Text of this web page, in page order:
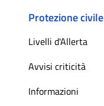
Protezione civile
Livelli d'Allerta
Avvisi criticità
Informazioni